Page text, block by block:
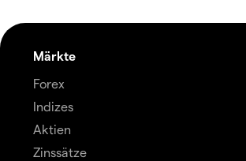
Märkte
Forex
Indizes
Aktien
Zinssätze